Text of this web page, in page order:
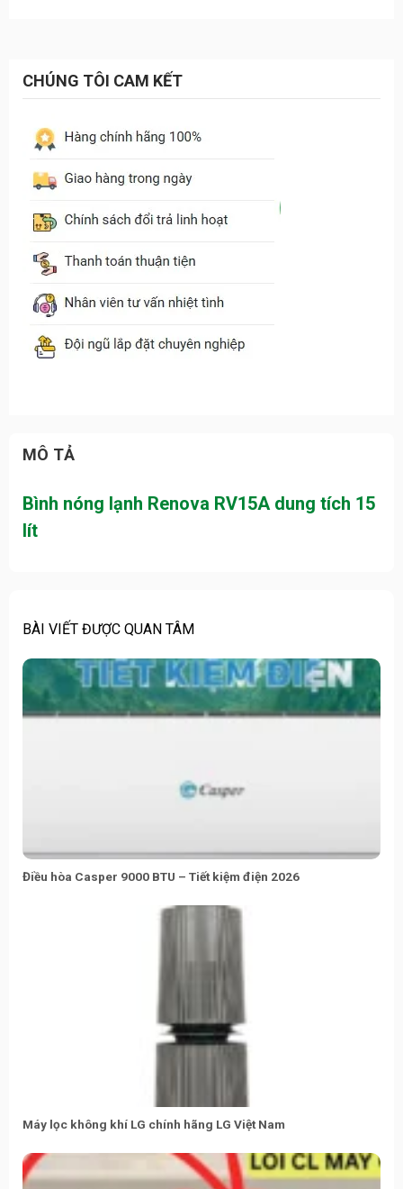
CHÚNG TÔI CAM KẾT
MÔ TẢ
Bình nóng lạnh Renova RV15A dung tích 15
lít
BÀI VIẾT ĐƯỢC QUAN TÂM
Điều hòa Casper 9000 BTU – Tiết kiệm điện 2026
Máy lọc không khí LG chính hãng LG Việt Nam